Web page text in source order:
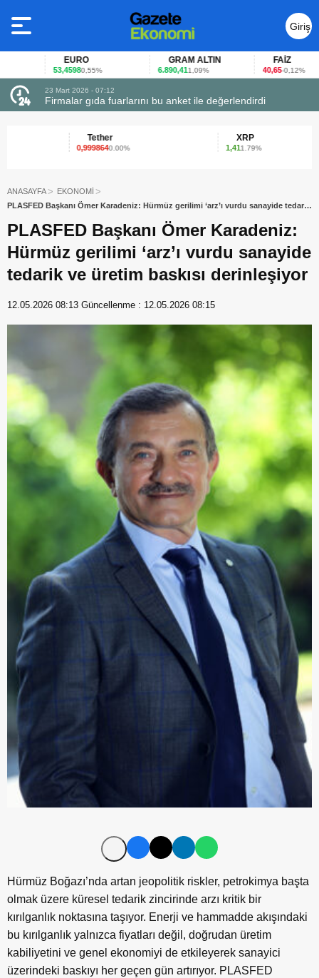
Giriş
Yap
0,55%
GRAM ALTIN
6.890,411,09% -0,12%
23 Mart 2026 - 07:12
Firmalar gıda fuarlarını bu anket ile değerlendirdi
Tether
0.00%
ANASAYFA
EKONOMİ
PLASFED Başkanı Ömer Karadeniz: Hürmüz gerilimi ‘arz’ı vurdu sanayide tedarik
PLASFED Başkanı Ömer Karadeniz:
Hürmüz gerilimi ‘arz’ı vurdu sanayide
tedarik ve üretim baskısı derinleşiyor
12.05.2026 08:13 Güncellenme : 12.05.2026 08:15
Hürmüz Boğazı’nda artan jeopolitik riskler, petrokimya başta
olmak üzere küresel tedarik zincirinde arzı kritik bir
kırılganlık noktasına taşıyor. Enerji ve hammadde akışındaki
bu kırılganlık yalnızca fiyatları değil, doğrudan üretim
kabiliyetini ve genel ekonomiyi de etkileyerek sanayici
üzerindeki baskıyı her geçen gün artırıyor. PLASFED